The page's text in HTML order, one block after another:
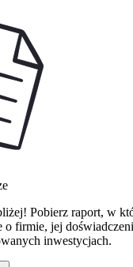
Pobierz raport, w
firmie, jej
inwestycjach.